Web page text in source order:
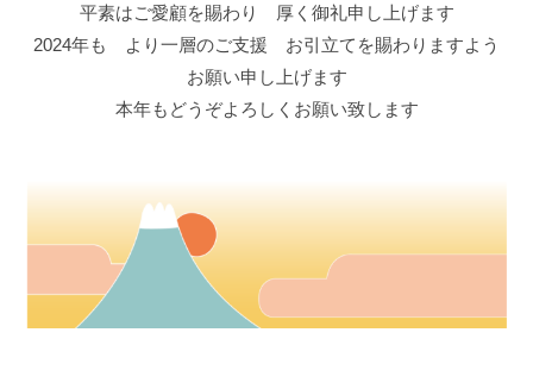
平素はご愛顧を賜わり 厚く御礼申し上げます
2024年も より一層のご支援 お引立てを賜わりますよう
お願い申し上げます
本年もどうぞよろしくお願い致します